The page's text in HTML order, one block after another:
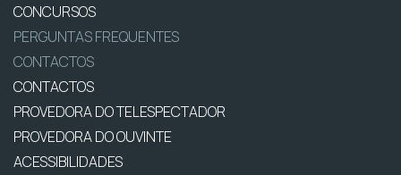
CONCURSOS
PERGUNTAS FREQUENTES
CONTACTOS
CONTACTOS
PROVEDORA DO TELESPECTADOR
PROVEDORA DO OUVINTE
ACESSIBILIDADES